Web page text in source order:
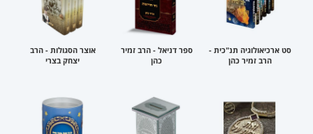
סט ארכיאולוגיה תנ"כית -
הרב זמיר כהן
ספר דניאל - הרב זמיר
כהן
אוצר הסגולות - הרב
יצחק בצרי